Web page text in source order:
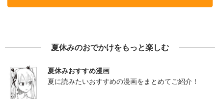
夏休みのおでかけをもっと楽しむ
夏休みおすすめ漫画
夏に読みたいおすすめの漫画をまとめてご紹介！